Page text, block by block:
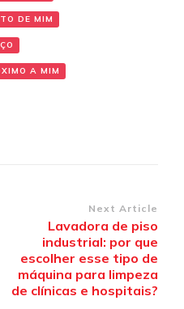
DE MIM
A MIM
Next Article
Lavadora de piso
industrial: por que
escolher esse tipo de
máquina para limpeza
de clínicas e hospitais?